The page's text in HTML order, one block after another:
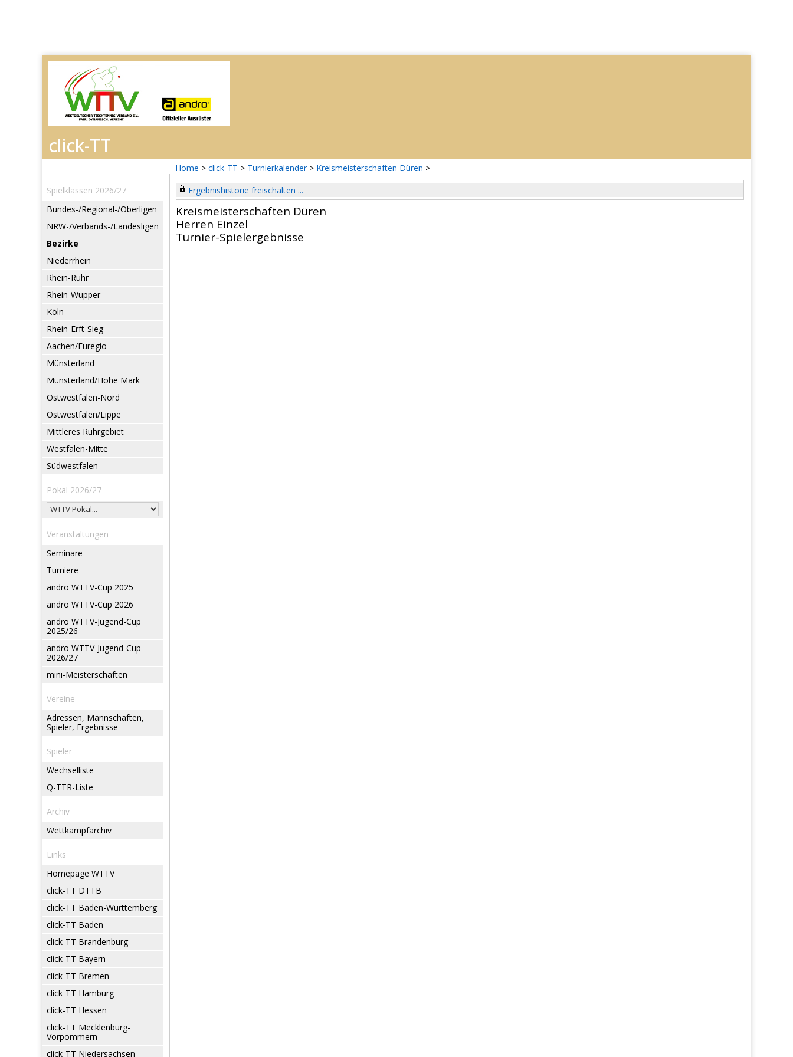
Home > click-TT > Turnierkalender > Kreismeisterschaften Düren >
Spielklassen 2026/27
Bundes-/Regional-/Oberligen
NRW-/Verbands-/Landesligen
Bezirke
Niederrhein
Rhein-Ruhr
Rhein-Wupper
Köln
Rhein-Erft-Sieg
Aachen/Euregio
Münsterland
Münsterland/Hohe Mark
Ostwestfalen-Nord
Ostwestfalen/Lippe
Mittleres Ruhrgebiet
Westfalen-Mitte
Südwestfalen
Pokal 2026/27
Veranstaltungen
Seminare
Turniere
andro WTTV-Cup 2025
andro WTTV-Cup 2026
andro WTTV-Jugend-Cup
2025/26
andro WTTV-Jugend-Cup
2026/27
mini-Meisterschaften
Vereine
Adressen, Mannschaften,
Spieler, Ergebnisse
Spieler
Wechselliste
Q-TTR-Liste
Archiv
Wettkampfarchiv
Links
Homepage WTTV
click-TT DTTB
click-TT Baden-Württemberg
click-TT Baden
click-TT Brandenburg
click-TT Bayern
click-TT Bremen
click-TT Hamburg
click-TT Hessen
click-TT Mecklenburg-
Vorpommern
click-TT Niedersachsen
Ergebnishistorie freischalten ...
Kreismeisterschaften Düren
Herren Einzel
Turnier-Spielergebnisse